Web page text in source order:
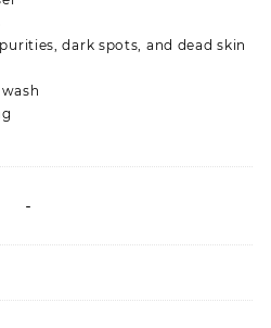
dark spots, and dead skin